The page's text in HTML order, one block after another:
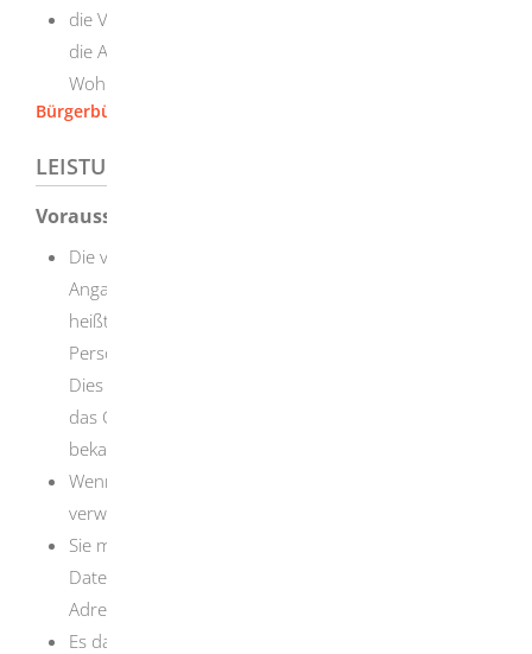
die Verwaltungsgemeinschaft oder die Gemeinde, die
die Aufgaben der Meldebehörde für die
Wohnortgemeinde erfüllt.
Bürgerbüro [Stadt Herbrechtingen]
LEISTUNGSDETAILS
Voraussetzungen
Die von Ihnen gesuchte Person muss anhand Ihrer
Angaben eindeutig identifiziert werden können. Das
heißt, dass Sie schon über Daten zur betroffenen
Person verfügen müssen.
Dies sind in der Regel der Vor- und Familienname,
das Geburtsdatum, das Geschlecht oder die zuletzt
bekannte Anschrift.
Wenn Sie die Daten für gewerbliche Zwecke
verwenden, müssen Sie diese angeben.
Sie müssen bei der Anfrage erklären, dass Sie die
Daten nicht für Zwecke der Werbung oder des
Adresshandels verwenden
Es darf keine Auskunftssperre im Melderegister